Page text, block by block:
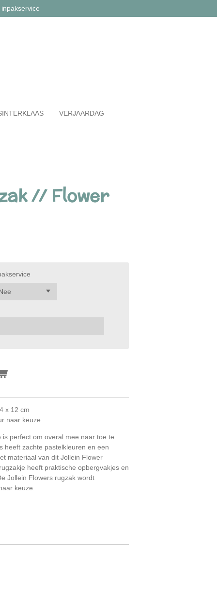
VERJAARDAG
// Flower
x 12 cm
naar keuze
perfect om overal mee naar toe te
heeft zachte pastelkleuren en een
materiaal van dit Jollein Flower
heeft praktische opbergvakjes en
Jollein Flowers rugzak wordt
keuze.